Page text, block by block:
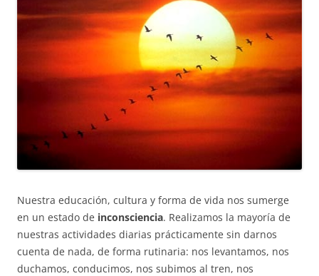
Nuestra educación, cultura y forma de vida nos sumerge
en un estado de inconsciencia. Realizamos la mayoría de
nuestras actividades diarias prácticamente sin darnos
cuenta de nada, de forma rutinaria: nos levantamos, nos
duchamos, conducimos, nos subimos al tren, nos